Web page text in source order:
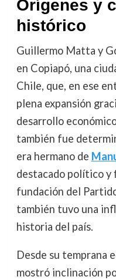
Orígenes y
histórico
Guillermo Matta y
en Copiapó, una
Chile, que, en ese
plena expansión
desarrollo
también fue
era hermano de
destacado político y
fundación del
también tuvo una
historia del país.
Desde su temprana
mostró inclinación